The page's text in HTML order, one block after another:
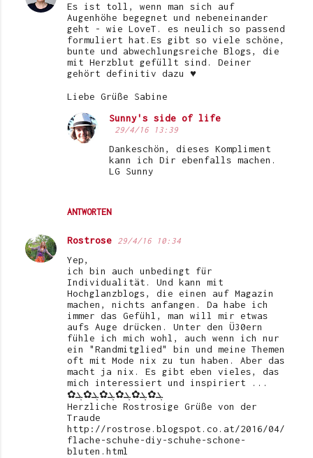
Es ist toll, wenn man sich auf
Augenhöhe begegnet und nebeneinander
geht - wie LoveT. es neulich so passend
formuliert hat.Es gibt so viele schöne,
bunte und abwechlungsreiche Blogs, die
mit Herzblut gefüllt sind. Deiner
gehört definitiv dazu ♥
Liebe Grüße Sabine
ANTWORTEN
Sunny's side of life
29/4/16 13:39
Dankeschön, dieses Kompliment
kann ich Dir ebenfalls machen.
LG Sunny
Rostrose 29/4/16 10:34
Yep,
ich bin auch unbedingt für
Individualität. Und kann mit
Hochglanzblogs, die einen auf Magazin
machen, nichts anfangen. Da habe ich
immer das Gefühl, man will mir etwas
aufs Auge drücken. Unter den Ü30ern
fühle ich mich wohl, auch wenn ich nur
ein "Randmitglied" bin und meine Themen
oft mit Mode nix zu tun haben. Aber das
macht ja nix. Es gibt eben vieles, das
mich interessiert und inspiriert ...
✿ܓ✿ܓ✿ܓ✿ܓ✿ܓ✿ܓ
Herzliche Rostrosige Grüße von der
Traude
http://rostrose.blogspot.co.at/2016/04/
flache-schuhe-diy-schuhe-schone-
bluten.html